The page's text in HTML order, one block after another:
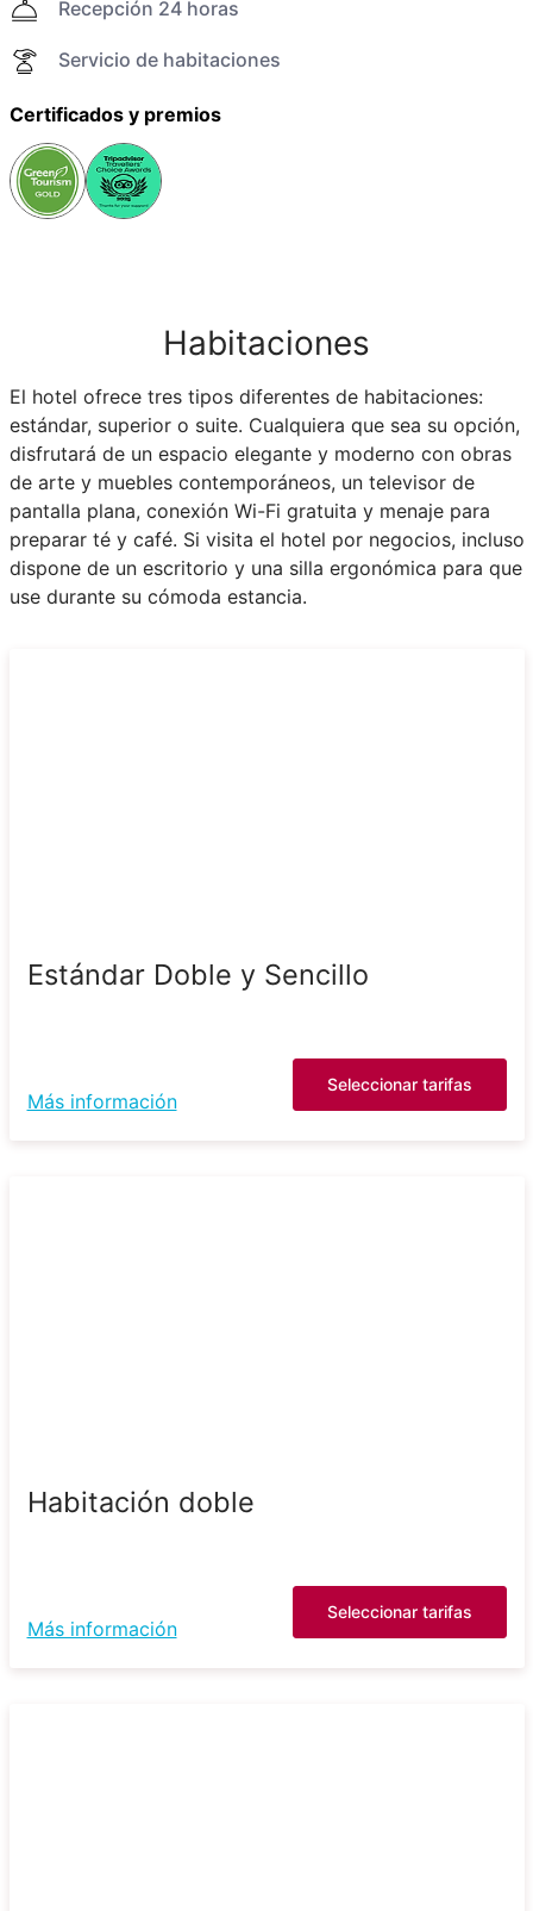
Recepción 24 horas
Servicio de habitaciones
Certificados y premios
Habitaciones
El hotel ofrece tres tipos diferentes de habitaciones:
estándar, superior o suite. Cualquiera que sea su opción,
disfrutará de un espacio elegante y moderno con obras
de arte y muebles contemporáneos, un televisor de
pantalla plana, conexión Wi-Fi gratuita y menaje para
preparar té y café. Si visita el hotel por negocios, incluso
dispone de un escritorio y una silla ergonómica para que
use durante su cómoda estancia.
Estándar Doble y Sencillo
Más información
Seleccionar tarifas
Habitación doble
Más información
Seleccionar tarifas